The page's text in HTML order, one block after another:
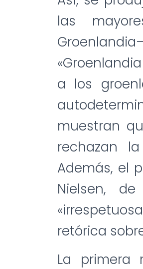
las
a los
muestran
rechazan
Además, el
Nielsen,
retórica
La primera